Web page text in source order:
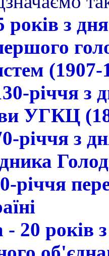
років з
(1907-
річчя з
УГКЦ
річчя з
річчя
- 20 років